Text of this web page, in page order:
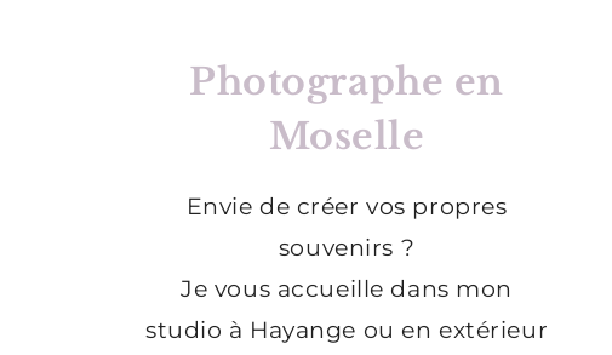
Photographe en
Moselle
Envie de créer vos propres
souvenirs ?
Je vous accueille dans mon
studio à Hayange ou en extérieur